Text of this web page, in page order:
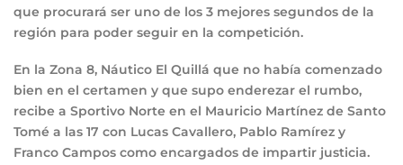
que procurará ser uno de los 3 mejores segundos de la
región para poder seguir en la competición.
En la Zona 8, Náutico El Quillá que no había comenzado
bien en el certamen y que supo enderezar el rumbo,
recibe a Sportivo Norte en el Mauricio Martínez de Santo
Tomé a las 17 con Lucas Cavallero, Pablo Ramírez y
Franco Campos como encargados de impartir justicia.